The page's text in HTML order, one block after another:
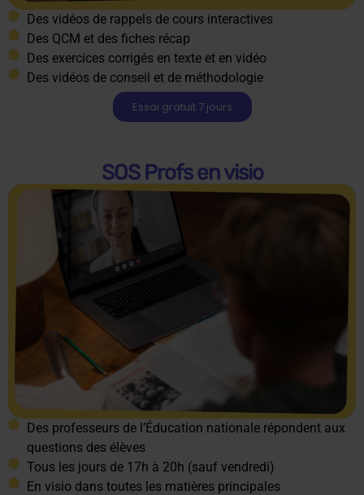
Des vidéos de rappels de cours interactives
Des QCM et des fiches récap
Des exercices corrigés en texte et en vidéo
Des vidéos de conseil et de méthodologie
Essai gratuit 7 jours
SOS Profs en visio
Des professeurs de l’Éducation nationale répondent aux
questions des élèves
Tous les jours de 17h à 20h (sauf vendredi)
En visio dans toutes les matières principales